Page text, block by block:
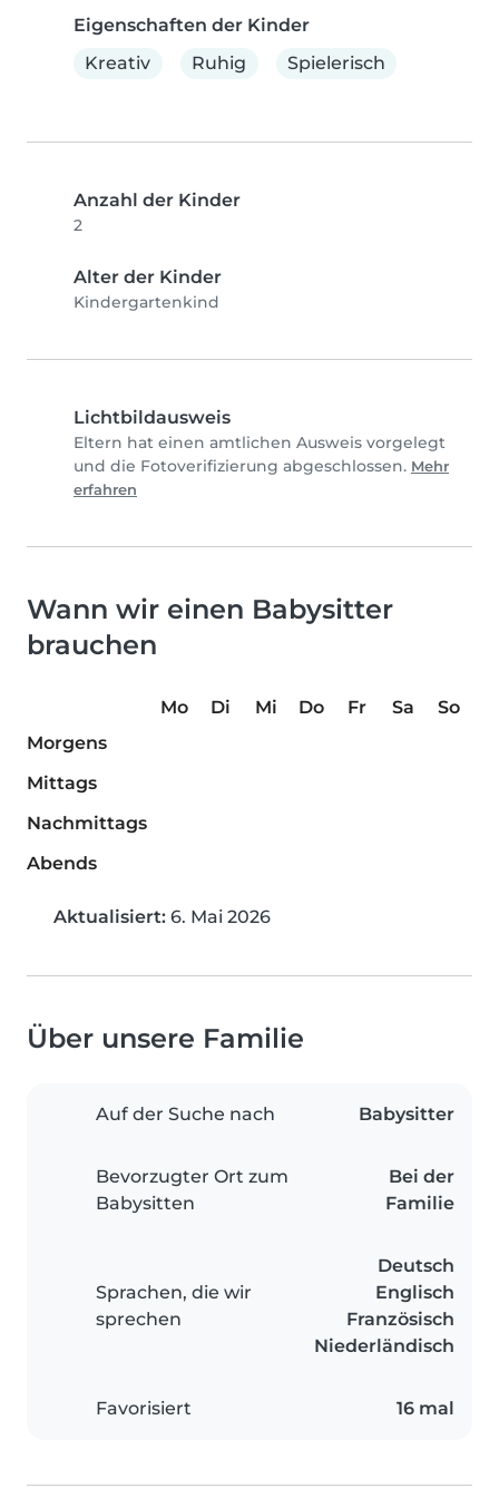
Eigenschaften der Kinder
Kreativ
Ruhig Spielerisch
Anzahl der Kinder
2
Alter der Kinder
Kindergartenkind
Lichtbildausweis
Eltern hat einen amtlichen Ausweis vorgelegt
und die Fotoverifizierung abgeschlossen. Mehr
erfahren
Wann wir einen Babysitter
brauchen
Mo Di Mi Do Fr Sa
So
Morgens
Mittags
Nachmittags
Abends
Aktualisiert: 6. Mai 2026
Über unsere Familie
Auf der Suche nach Babysitter
Bevorzugter Ort zum
Babysitten
Bei der
Familie
Sprachen, die wir
sprechen
Deutsch
Englisch
Französisch
Niederländisch
Favorisiert 16 mal